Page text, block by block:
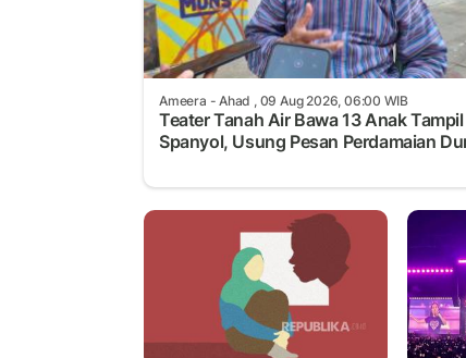
Ameera - Ahad , 09 Aug 2026, 06:00 WIB
Teater Tanah Air Bawa 13 Anak
Spanyol, Usung Pesan Perdamaian